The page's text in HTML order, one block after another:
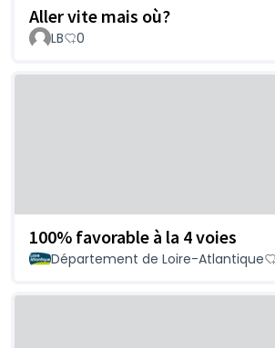
Aller vite mais où?
LB 0
100% favorable à la 4 voies
Département de Loire-Atlantique